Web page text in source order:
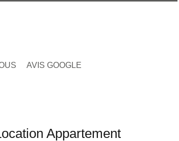
AVIS GOOGLE
Appartement